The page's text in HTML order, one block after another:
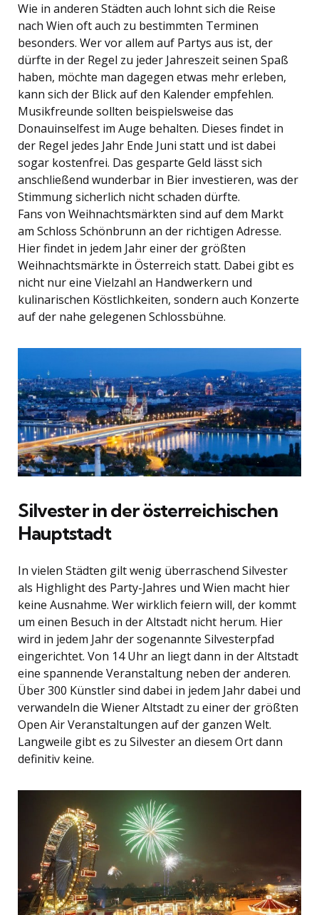
Wie in anderen Städten auch lohnt sich die Reise
nach Wien oft auch zu bestimmten Terminen
besonders. Wer vor allem auf Partys aus ist, der
dürfte in der Regel zu jeder Jahreszeit seinen Spaß
haben, möchte man dagegen etwas mehr erleben,
kann sich der Blick auf den Kalender empfehlen.
Musikfreunde sollten beispielsweise das
Donauinselfest im Auge behalten. Dieses findet in
der Regel jedes Jahr Ende Juni statt und ist dabei
sogar kostenfrei. Das gesparte Geld lässt sich
anschließend wunderbar in Bier investieren, was der
Stimmung sicherlich nicht schaden dürfte.
Fans von Weihnachtsmärkten sind auf dem Markt
am Schloss Schönbrunn an der richtigen Adresse.
Hier findet in jedem Jahr einer der größten
Weihnachtsmärkte in Österreich statt. Dabei gibt es
nicht nur eine Vielzahl an Handwerkern und
kulinarischen Köstlichkeiten, sondern auch Konzerte
auf der nahe gelegenen Schlossbühne.
Silvester in der österreichischen
Hauptstadt
In vielen Städten gilt wenig überraschend Silvester
als Highlight des Party-Jahres und Wien macht hier
keine Ausnahme. Wer wirklich feiern will, der kommt
um einen Besuch in der Altstadt nicht herum. Hier
wird in jedem Jahr der sogenannte Silvesterpfad
eingerichtet. Von 14 Uhr an liegt dann in der Altstadt
eine spannende Veranstaltung neben der anderen.
Über 300 Künstler sind dabei in jedem Jahr dabei und
verwandeln die Wiener Altstadt zu einer der größten
Open Air Veranstaltungen auf der ganzen Welt.
Langweile gibt es zu Silvester an diesem Ort dann
definitiv keine.